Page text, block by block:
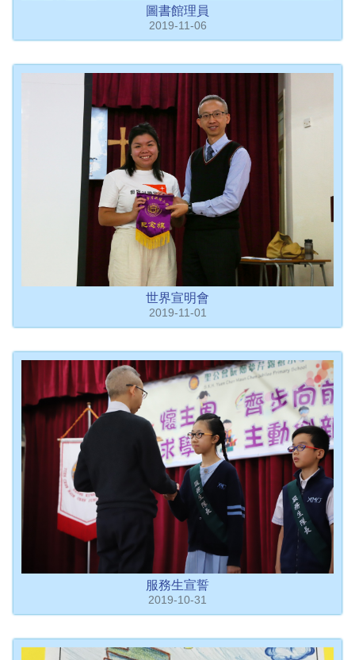
圖書館理員
2019-11-06
世界宣明會
2019-11-01
服務生宣誓
2019-10-31